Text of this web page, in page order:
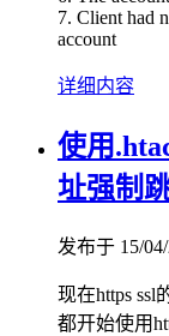
7. Client had
account
详细内容
使用
址强制
发布于 15/
现在https
都开始使用